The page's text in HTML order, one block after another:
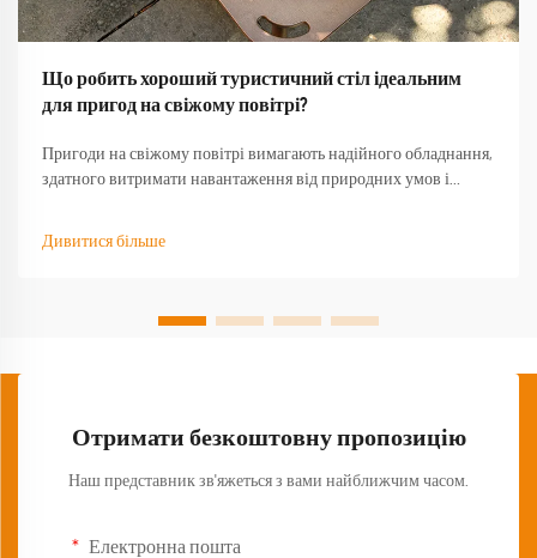
Що робить хороший туристичний стіл ідеальним
для пригод на свіжому повітрі?
Пригоди на свіжому повітрі вимагають надійного обладнання,
здатного витримати навантаження від природних умов і
успішного досвіду на природі, перетворюючи базовий
Дивитися більше
Отримати безкоштовну пропозицію
Наш представник зв'яжеться з вами найближчим часом.
Електронна пошта